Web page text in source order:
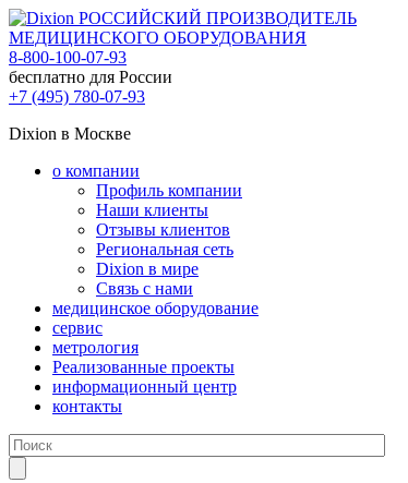
РОССИЙСКИЙ ПРОИЗВОДИТЕЛЬ
МЕДИЦИНСКОГО ОБОРУДОВАНИЯ
8-800-100-07-93
бесплатно для России
+7 (495) 780-07-93
Dixion в Москве
о компании
Профиль компании
Наши клиенты
Отзывы клиентов
Региональная сеть
Dixion в мире
Связь с нами
медицинское оборудование
сервис
метрология
Реализованные проекты
информационный центр
контакты